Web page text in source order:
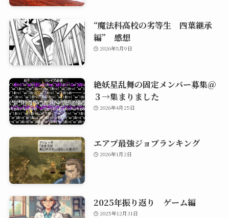
“魔法科高校の劣等生 四葉継承
編” 感想
2026年5月9日
絶妖星乱舞の固定メンバー募集＠
３→集まりました
2026年4月25日
エアプ最強ジョブランキング
2026年1月2日
2025年振り返り ゲーム編
2025年12月31日